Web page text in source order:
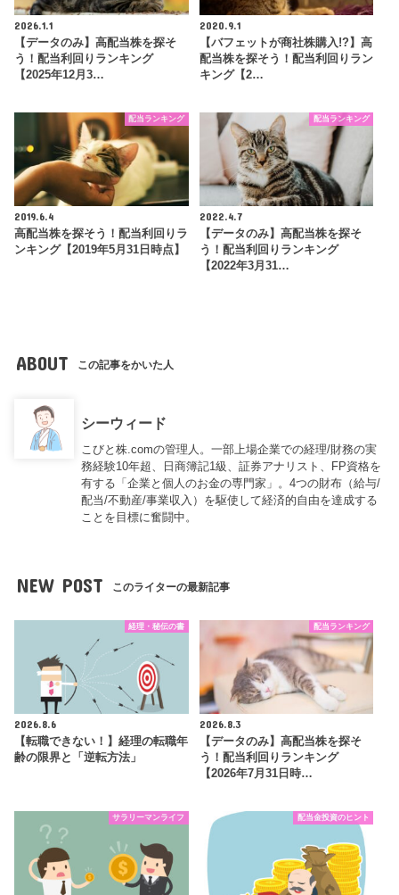
2026.1.1
【データのみ】高配当株を探そ
う！配当利回りランキング
【2025年12月3…
2020.9.1
【バフェットが商社株購入!?】高
配当株を探そう！配当利回りラン
キング【2…
配当ランキング
2019.6.4
高配当株を探そう！配当利回りラ
ンキング【2019年5月31日時点】
配当ランキング
2022.4.7
【データのみ】高配当株を探そ
う！配当利回りランキング
【2022年3月31…
ABOUT この記事をかいた人
シーウィード
こびと株.comの管理人。一部上場企業での経理/財務の実
務経験10年超、日商簿記1級、証券アナリスト、FP資格を
有する「企業と個人のお金の専門家」。4つの財布（給与/
配当/不動産/事業収入）を駆使して経済的自由を達成する
ことを目標に奮闘中。
NEW POST このライターの最新記事
経理・秘伝の書
2026.8.6
【転職できない！】経理の転職年
齢の限界と「逆転方法」
配当ランキング
2026.8.3
【データのみ】高配当株を探そ
う！配当利回りランキング
【2026年7月31日時…
サラリーマンライフ 配当金投資のヒント